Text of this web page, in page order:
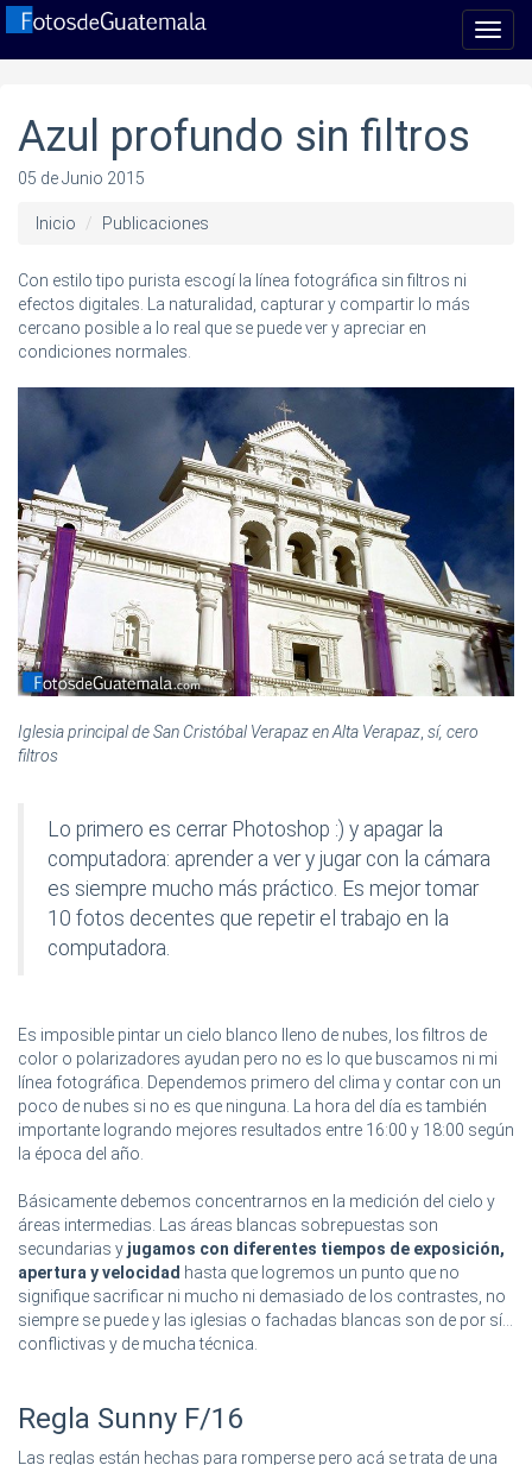
Azul profundo sin filtros
05 de Junio 2015
Inicio Publicaciones
Con estilo tipo purista escogí la línea fotográfica sin filtros ni
efectos digitales. La naturalidad, capturar y compartir lo más
cercano posible a lo real que se puede ver y apreciar en
condiciones normales.
Iglesia principal de San Cristóbal Verapaz en Alta Verapaz sí, cero
filtros
Lo primero es cerrar Photoshop :) y apagar la
computadora: aprender a ver y jugar con la cámara
es siempre mucho más práctico. Es mejor tomar
10 fotos decentes que repetir el trabajo en la
computadora.
Es imposible pintar un cielo blanco lleno de nubes, los filtros de
color o polarizadores ayudan pero no es lo que buscamos ni mi
línea fotográfica. Dependemos primero del clima y contar con un
poco de nubes si no es que ninguna. La hora del día es también
importante logrando mejores resultados entre 16:00 y 18:00 según
la época del año.
Básicamente debemos concentrarnos en la medición del cielo y
áreas intermedias. Las áreas blancas sobrepuestas son
secundarias y jugamos con diferentes tiempos de exposición,
apertura y velocidad hasta que logremos un punto que no
signifique sacrificar ni mucho ni demasiado de los contrastes, no
siempre se puede y las iglesias o fachadas blancas son de por sí...
conflictivas y de mucha técnica.
Regla Sunny F/16
Las reglas están hechas para romperse pero acá se trata de una